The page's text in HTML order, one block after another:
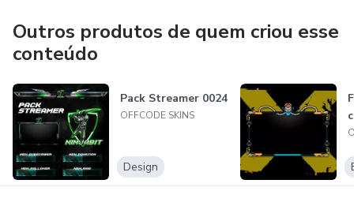
codigo de convite 👉J1133150638
Outros produtos de quem criou esse
conteúdo
Pack Streamer 0024
OFFCODE SKINS
Design